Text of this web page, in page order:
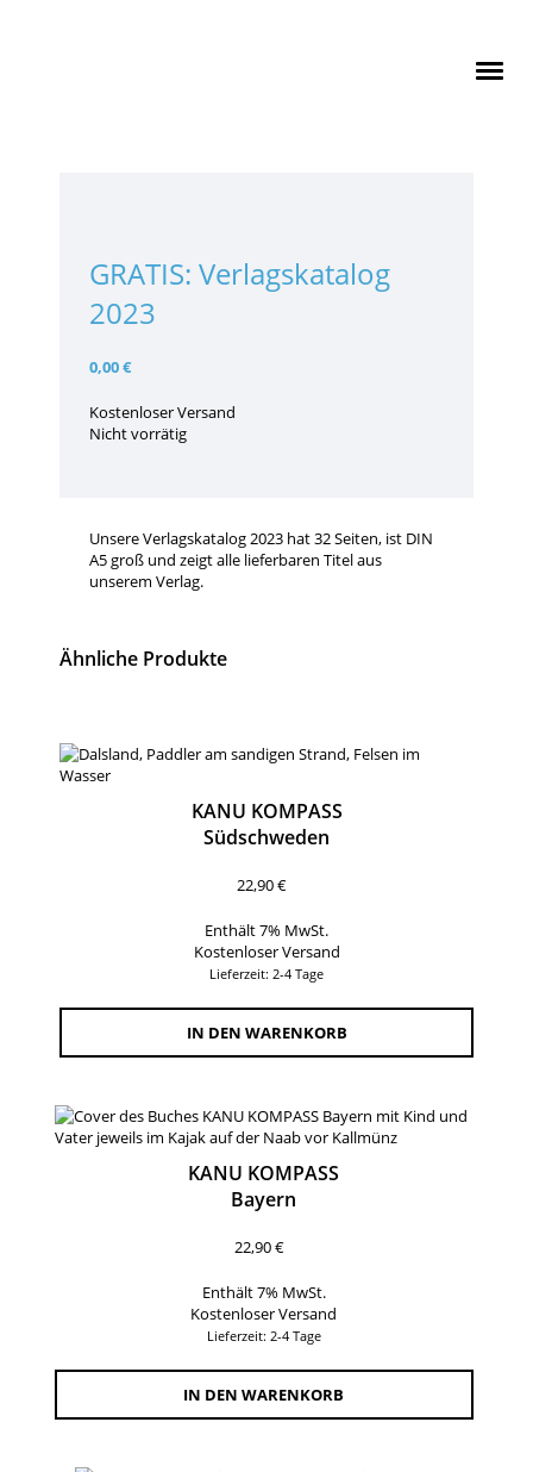
GRATIS: Verlagskatalog
2023
0,00€
Kostenloser Versand
Nicht vorrätig
Unsere Verlagskatalog 2023 hat 32 Seiten, ist DIN
A5 groß und zeigt alle lieferbaren Titel aus
unserem Verlag.
Ähnliche Produkte
KANU KOMPASS
Südschweden
22,90€
Enthält 7% MwSt.
Kostenloser Versand
Lieferzeit: 2-4 Tage
IN DEN WARENKORB
KANU KOMPASS
Bayern
22,90€
Enthält 7% MwSt.
Kostenloser Versand
Lieferzeit: 2-4 Tage
IN DEN WARENKORB